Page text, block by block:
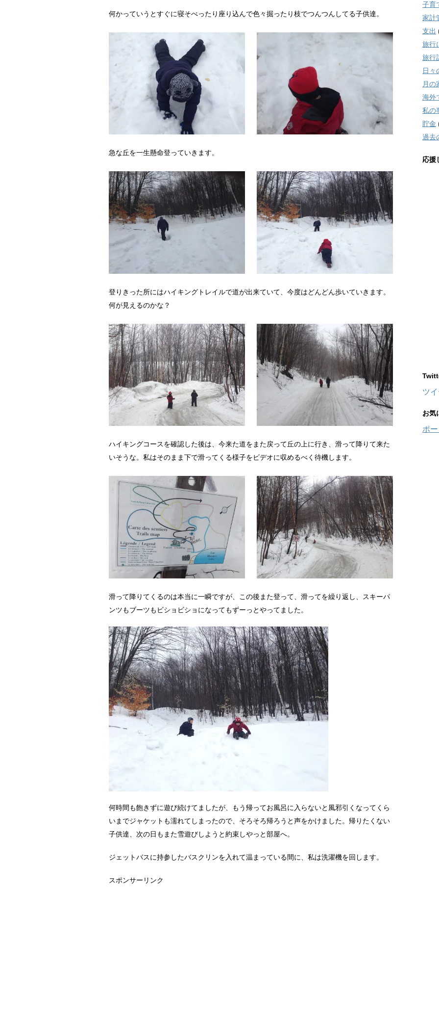
何かっていうとすぐに寝そべったり座り込んで色々掘ったり枝でつんつんしてる子供達。
急な丘を一生懸命登っていきます。
登りきった所にはハイキングトレイルで道が出来ていて、今度はどんどん歩いていきます。
何が見えるのかな？
ハイキングコースを確認した後は、今来た道をまた戻って丘の上に行き、滑って降りて来た
いそうな。私はそのまま下で滑ってくる様子をビデオに収めるべく待機します。
滑って降りてくるのは本当に一瞬ですが、この後また登って、滑ってを繰り返し、スキーパ
ンツもブーツもビショビショになってもずーっとやってました。
何時間も飽きずに遊び続けてましたが、もう帰ってお風呂に入らないと風邪引くなってくら
いまでジャケットも濡れてしまったので、そろそろ帰ろうと声をかけました。帰りたくない
子供達、次の日もまた雪遊びしようと約束しやっと部屋へ。
ジェットバスに持参したバスクリンを入れて温まっている間に、私は洗濯機を回します。
スポンサーリンク
子育
家計
支出
旅行
旅行
日々
月の
海外
私の
貯金
過去
応援
ツイ
お気
ポ